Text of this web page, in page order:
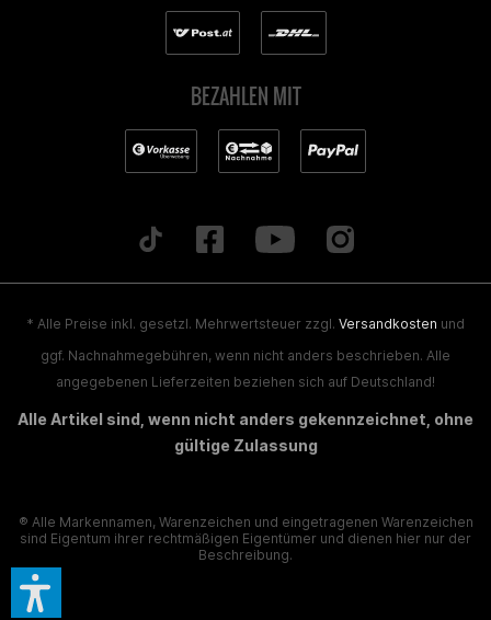
BEZAHLEN MIT
* Alle Preise inkl. gesetzl. Mehrwertsteuer zzgl. Versandkosten und
ggf. Nachnahmegebühren, wenn nicht anders beschrieben. Alle
angegebenen Lieferzeiten beziehen sich auf Deutschland!
Alle Artikel sind, wenn nicht anders gekennzeichnet, ohne
gültige Zulassung
® Alle Markennamen, Warenzeichen und eingetragenen Warenzeichen
sind Eigentum ihrer rechtmäßigen Eigentümer und dienen hier nur der
Beschreibung.